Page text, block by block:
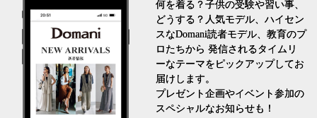
何を着る？子供の受験や習い事、
どうする？人気モデル、ハイセン
スなDomani読者モデル、教育のプ
ロたちから 発信されるタイムリ
ーなテーマをピックアップしてお
届けします。
プレゼント企画やイベント参加の
スペシャルなお知らせも！